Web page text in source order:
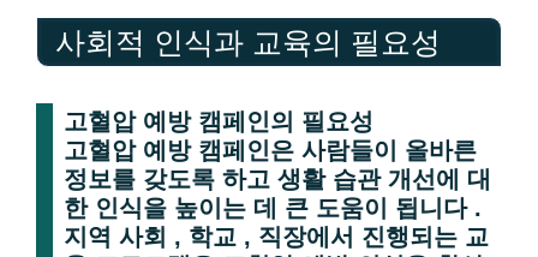
사회적 인식과 교육의 필요성
고혈압 예방 캠페인의 필요성
고혈압 예방 캠페인은 사람들이 올바른
정보를 갖도록 하고 생활 습관 개선에 대
한 인식을 높이는 데 큰 도움이 됩니다 .
지역 사회 , 학교 , 직장에서 진행되는 교